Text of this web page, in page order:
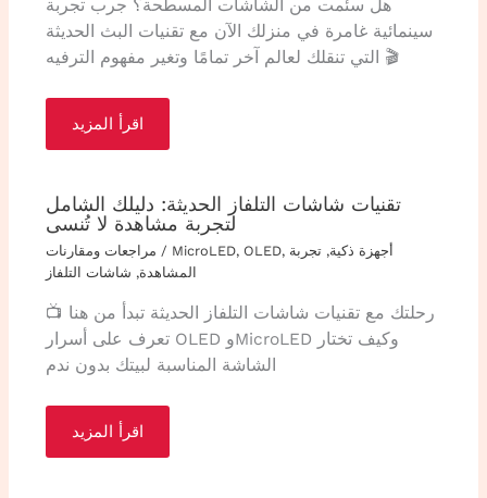
هل سئمت من الشاشات المسطحة؟ جرب تجربة
سينمائية غامرة في منزلك الآن مع تقنيات البث الحديثة
التي تنقلك لعالم آخر تمامًا وتغير مفهوم الترفيه 🎬
اقرأ المزيد
تقنيات شاشات التلفاز الحديثة: دليلك الشامل
لتجربة مشاهدة لا تُنسى
مراجعات ومقارنات / MicroLED, OLED, أجهزة ذكية,تجربة
المشاهدة, شاشات التلفاز
رحلتك مع تقنيات شاشات التلفاز الحديثة تبدأ من هنا 📺
تعرف على أسرار OLED وMicroLED وكيف تختار
الشاشة المناسبة لبيتك بدون ندم
اقرأ المزيد